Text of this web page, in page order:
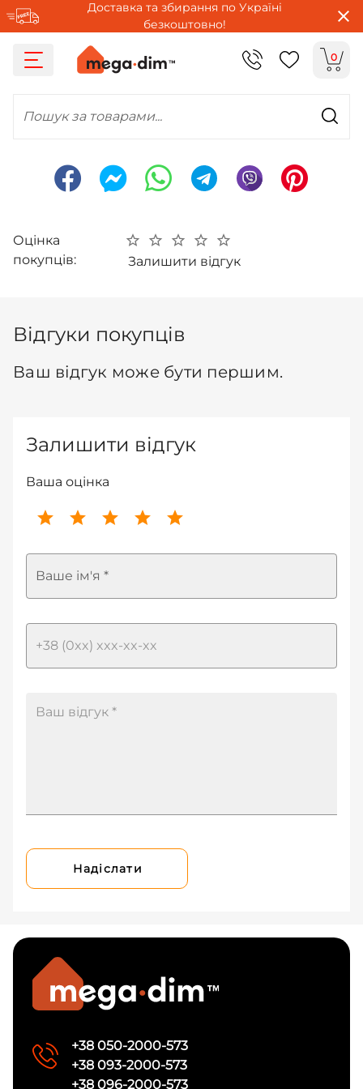
Доставка та збирання по Україні
безкоштовно!
0
Пошук за товарами...
Оцінка
покупців:
Залишити відгук
Відгуки покупців
Ваш відгук може бути першим.
Залишити відгук
Ваша оцінка
Ваше ім'я *
Надіслати
+38 050-2000-573
+38 093-2000-573
+38 096-2000-573